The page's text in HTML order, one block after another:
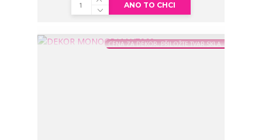
ANO TO CHCI
CENA ZA DEKOR, PŘILOŽTE TVAR SKLA